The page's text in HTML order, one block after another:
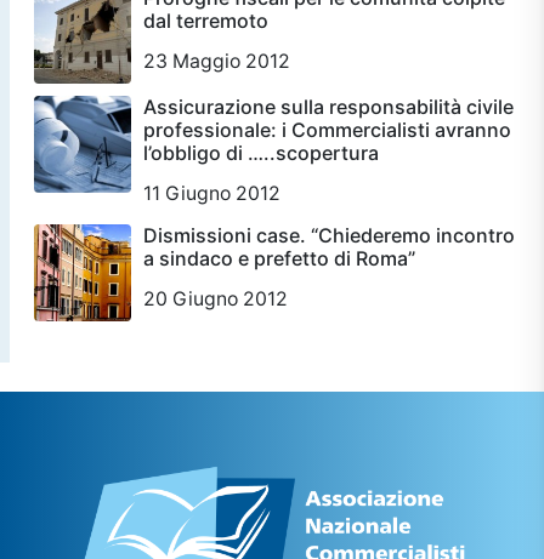
dal terremoto
23 Maggio 2012
Assicurazione sulla responsabilità civile
professionale: i Commercialisti avranno
l’obbligo di …..scopertura
11 Giugno 2012
Dismissioni case. “Chiederemo incontro
a sindaco e prefetto di Roma”
20 Giugno 2012